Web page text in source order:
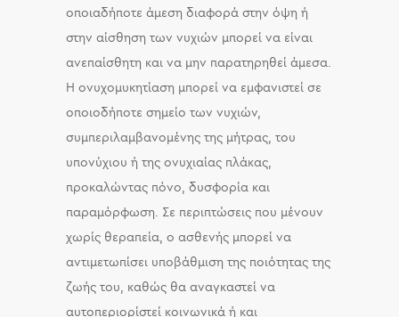
οποιαδήποτε άμεση διαφορά στην όψη ή
στην αίσθηση των νυχιών μπορεί να είναι
ανεπαίσθητη και να μην παρατηρηθεί άμεσα.
Η ονυχομυκητίαση μπορεί να εμφανιστεί σε
οποιοδήποτε σημείο των νυχιών,
συμπεριλαμβανομένης της μήτρας, του
υπονύχιου ή της ονυχιαίας πλάκας,
προκαλώντας πόνο, δυσφορία και
παραμόρφωση. Σε περιπτώσεις που μένουν
χωρίς θεραπεία, ο ασθενής μπορεί να
αντιμετωπίσει υποβάθμιση της ποιότητας της
ζωής του, καθώς θα αναγκαστεί να
αυτοπεριορίστεί κοινωνικά ή και